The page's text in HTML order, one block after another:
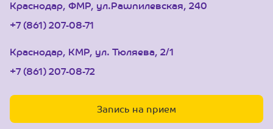
Краснодар, ФМР, ул.Рашпилевская, 240
+7 (861) 207-08-71
Краснодар, КМР, ул. Тюляева, 2/1
+7 (861) 207-08-72
Запись на прием